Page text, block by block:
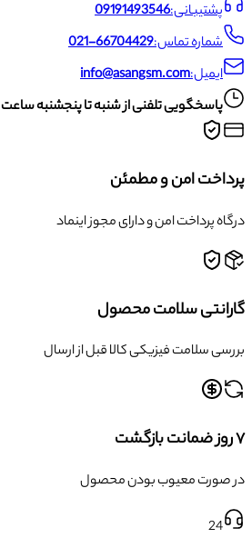
پشتیبانی:09191493546
شماره تماس:021-66704429
ایمیل:info@asangsm.com
پاسخگویی تلفنی از شنبه تا پنجشنبه ساعت ۱۰ الی ۱۹
پرداخت امن و مطمئن
درگاه پرداخت امن و دارای مجوز اینماد
گارانتی سلامت محصول
بررسی سلامت فیزیکی کالا قبل از ارسال
۷ روز ضمانت بازگشت
در صورت معیوب بودن محصول
24